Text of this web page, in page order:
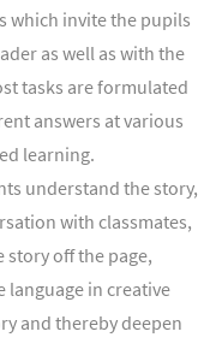
which invite the pupils
as well as with the
tasks are formulated
answers at various
learning.
understand the story,
with classmates,
story off the page,
language in creative
and thereby deepen